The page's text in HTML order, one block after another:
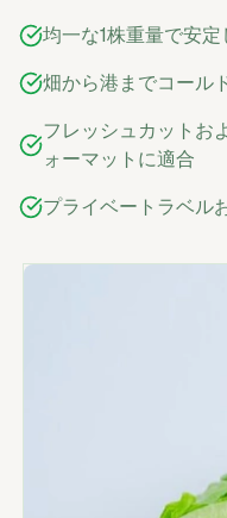
均一な1株重量で安
畑から港までコール
フレッシュカットお
ォーマットに適合
プライベートラベル